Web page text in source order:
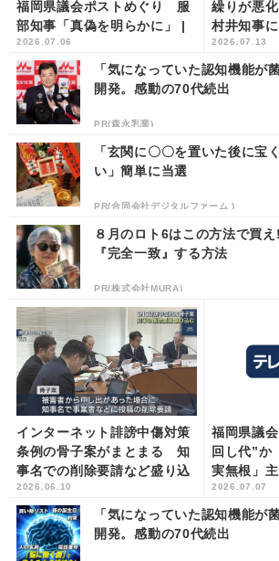
福岡県議会ポストめぐり 服
部知事「真偽を明らかに」 |
khb東日本放送
2026.07.06
繰りが悪
村井知事
会議所連
放送
2026.07.13
「気になっていた認知機能が
開発。感動の70代続出
PR(森永乳業)
「玄関に〇〇を置いた後に宝
い」簡単に当選
PR(合同会社デジタルファーム )
８月のロト6はこの方法で買
『完全一致』する方法
PR(株式会社MURA)
インターネット誹謗中傷対策
条例の骨子案がまとまる 知
事名での削除要請など盛り込
む 宮城県議会 | khb東日本
放送
2026.06.10
福岡県議
回し代”
実無根」
送
2026.07.07
「気になっていた認知機能が
開発。感動の70代続出